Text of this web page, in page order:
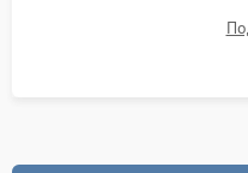
корректности слива,
посторонних